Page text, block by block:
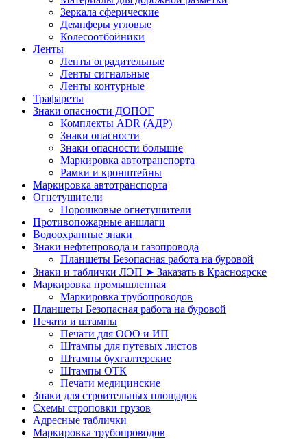
Зеркала сферические
Демпферы угловые
Колесоотбойники
Ленты
Ленты оградительные
Ленты сигнальные
Ленты контурные
Трафареты
Знаки опасности ДОПОГ
Комплекты ADR (АДР)
Знаки опасности
Знаки опасности большие
Маркировка автотранспорта
Рамки и кронштейны
Маркировка автотранспорта
Огнетушители
Порошковые огнетушители
Противопожарные аншлаги
Водоохранные знаки
Знаки нефтепровода и газопровода
Планшеты Безопасная работа на буровой
Знаки и таблички ЛЭП ➤ Заказать в Красноярске
Маркировка промышленная
Маркировка трубопроводов
Планшеты Безопасная работа на буровой
Печати и штампы
Печати для ООО и ИП
Штампы для путевых листов
Штампы бухгалтерские
Штампы ОТК
Печати медицинские
Знаки для строительных площадок
Схемы строповки грузов
Адресные таблички
Маркировка трубопроводов